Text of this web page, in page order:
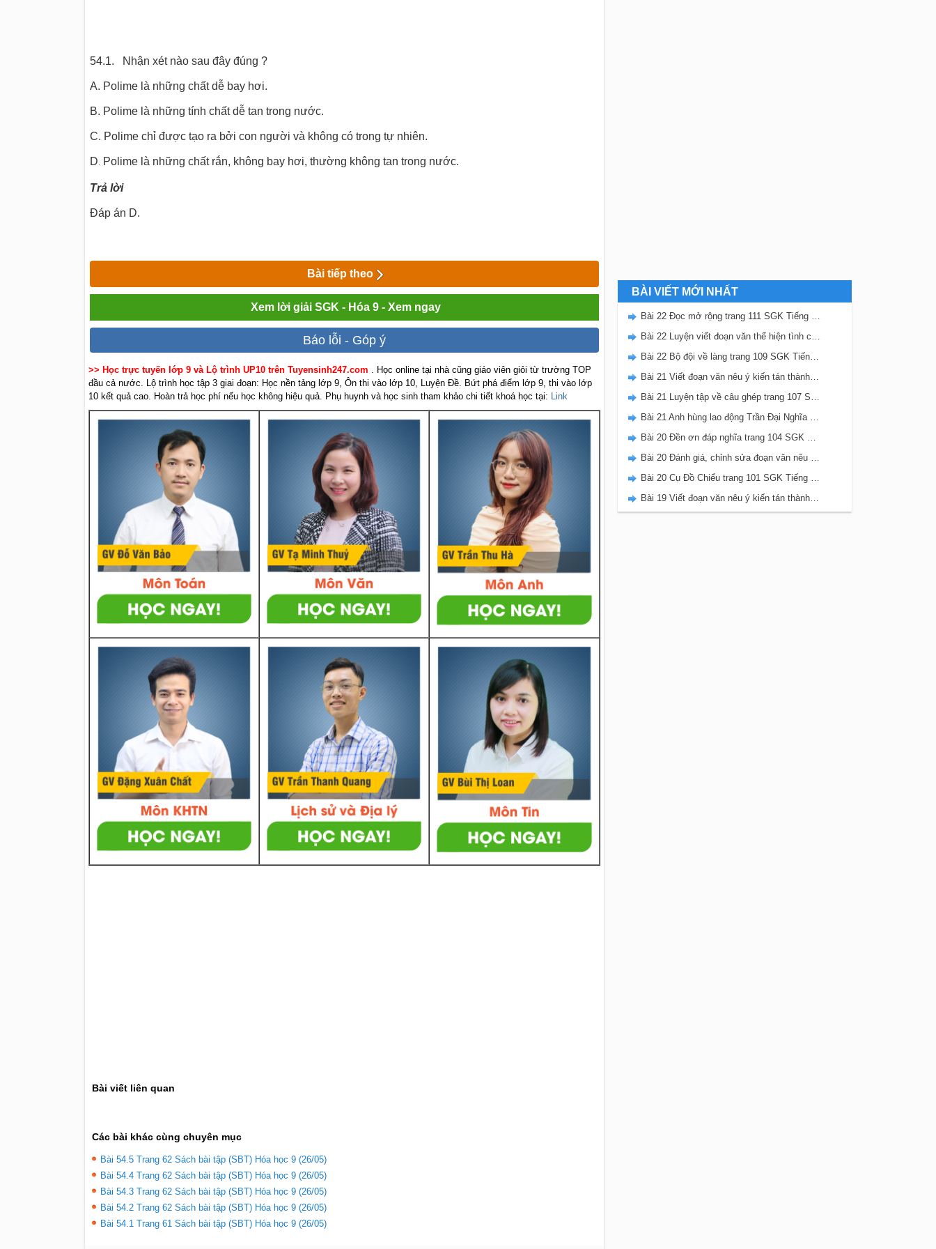
54.1. Nhận xét nào sau đây đúng ?
A. Polime là những chất dễ bay hơi.
B. Polime là những tính chất dễ tan trong nước.
C. Polime chỉ được tạo ra bởi con người và không có trong tự nhiên.
D. Polime là những chất rắn, không bay hơi, thường không tan trong nước.
Trả lời
Đáp án D.
Bài tiếp theo
Xem lời giải SGK - Hóa 9 - Xem ngay
Báo lỗi - Góp ý
>> Học trực tuyến lớp 9 và Lộ trình UP10 trên Tuyensinh247.com . Học online tại nhà cũng giáo viên giỏi từ trường TOP
đầu cả nước. Lộ trình học tập 3 giai đoạn: Học nền tảng lớp 9, Ôn thi vào lớp 10, Luyện Đề. Bứt phá điểm lớp 9, thi vào lớp
10 kết quả cao. Hoàn trả học phí nếu học không hiệu quả. Phụ huynh và học sinh tham khảo chi tiết khoá học tại: Link
Bài viết liên quan
Các bài khác cùng chuyên mục
Bài 54.5 Trang 62 Sách bài tập (SBT) Hóa học 9 (26/05)
Bài 54.4 Trang 62 Sách bài tập (SBT) Hóa học 9 (26/05)
Bài 54.3 Trang 62 Sách bài tập (SBT) Hóa học 9 (26/05)
Bài 54.2 Trang 62 Sách bài tập (SBT) Hóa học 9 (26/05)
Bài 54.1 Trang 61 Sách bài tập (SBT) Hóa học 9 (26/05)
BÀI VIẾT MỚI NHẤT
Bài 22 Đọc mở rộng trang 111 SGK Tiếng Việt 5 Kết nối tri thức tập 2
Bài 22 Luyện viết đoạn văn thể hiện tình cảm, cảm xúc về một sự việc trang 111 SGK Tiếng Việt 5 Kết nối tri thức tập 2
Bài 22 Bộ đội về làng trang 109 SGK Tiếng Việt 5 Kết nối tri thức tập 2
Bài 21 Viết đoạn văn nêu ý kiến tán thành một sự việc, hiện tượng (Bài viết số 2) trang 108 SGK Tiếng Việt 5 Kết nối tri thức tập 2
Bài 21 Luyện tập về câu ghép trang 107 SGK Tiếng Việt 5 Kết nối tri thức tập 2
Bài 21 Anh hùng lao động Trần Đại Nghĩa trang 106 SGK Tiếng Việt 5 Kết nối tri thức tập 2
Bài 20 Đền ơn đáp nghĩa trang 104 SGK Tiếng Việt 5 Kết nối tri thức tập 2
Bài 20 Đánh giá, chỉnh sửa đoạn văn nêu ý kiến tán thành một sự vật, hiện tượng trang 103 SGK Tiếng Việt 5 Kết nối tri thức tập 2
Bài 20 Cụ Đồ Chiểu trang 101 SGK Tiếng Việt 5 Kết nối tri thức tập 2
Bài 19 Viết đoạn văn nêu ý kiến tán thành một sự việc, hiện tượng (Bài viết số 1) trang 100 SGK Tiếng Việt 5 Kết nối tri thức tập 2